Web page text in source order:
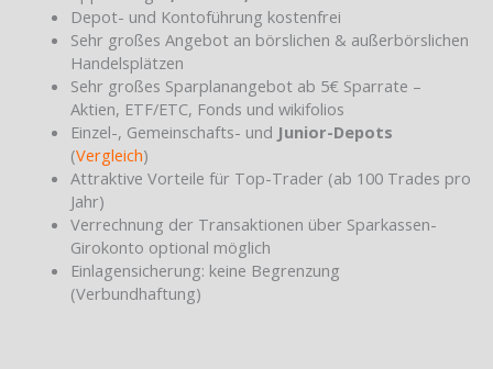
Depot- und Kontoführung kostenfrei
Sehr großes Angebot an börslichen & außerbörslichen
Handelsplätzen
Sehr großes Sparplanangebot ab 5€ Sparrate –
Aktien, ETF/ETC, Fonds und wikifolios
Einzel-, Gemeinschafts- und Junior-Depots
(Vergleich)
Attraktive Vorteile für Top-Trader (ab 100 Trades pro
Jahr)
Verrechnung der Transaktionen über Sparkassen-
Girokonto optional möglich
Einlagensicherung: keine Begrenzung
(Verbundhaftung)